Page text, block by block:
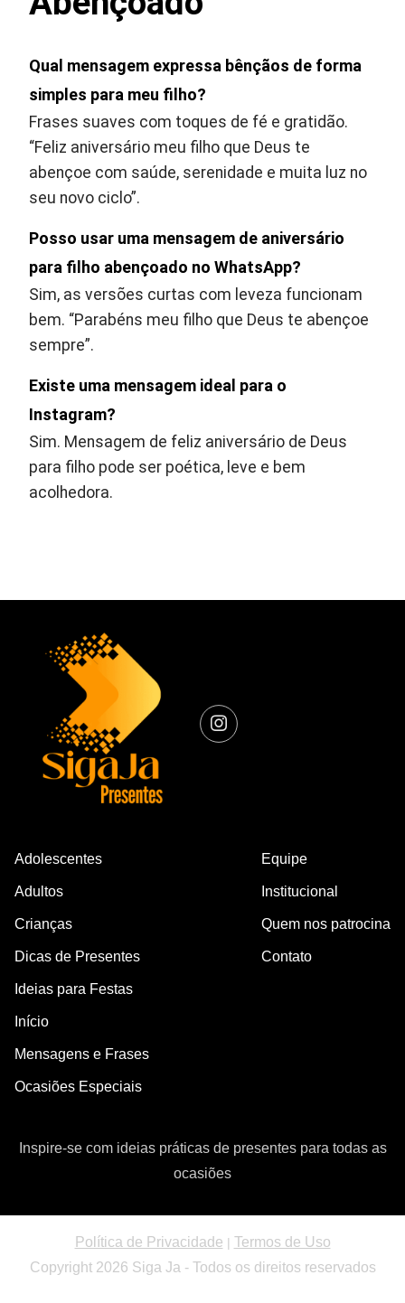
Qual mensagem expressa bênçãos de forma
simples para meu filho?
Frases suaves com toques de fé e gratidão.
“Feliz aniversário meu filho que Deus te
abençoe com saúde, serenidade e muita luz no
seu novo ciclo”.
Posso usar uma mensagem de aniversário
para filho abençoado no WhatsApp?
Sim, as versões curtas com leveza funcionam
bem. “Parabéns meu filho que Deus te abençoe
sempre”.
Existe uma mensagem ideal para o
Instagram?
Sim. Mensagem de feliz aniversário de Deus
para filho pode ser poética, leve e bem
acolhedora.
Adolescentes
Adultos
Crianças
Dicas de Presentes
Ideias para Festas
Início
Mensagens e Frases
Ocasiões Especiais
Equipe
Institucional
Quem nos patrocina
Contato
Inspire-se com ideias práticas de presentes para todas as
ocasiões
Política de Privacidade | Termos de Uso
Copyright 2026 Siga Ja - Todos os direitos reservados